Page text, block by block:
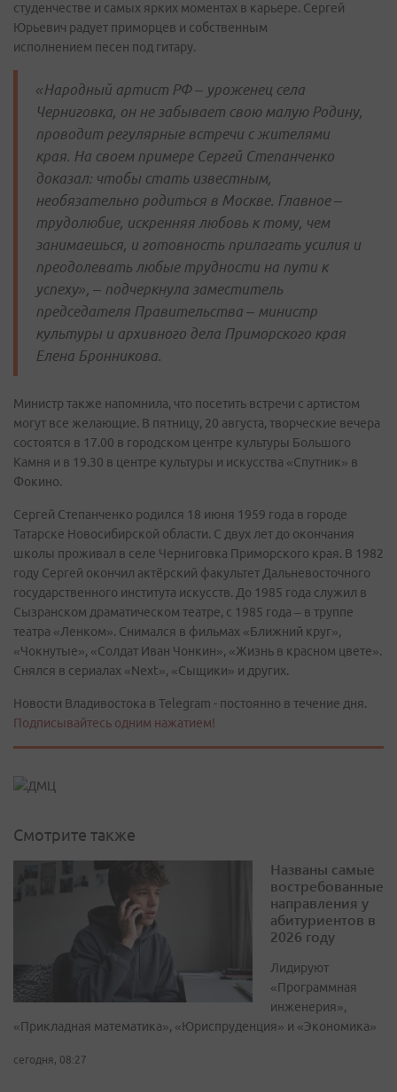
студенчестве и самых ярких моментах в карьере. Сергей
Юрьевич радует приморцев и собственным
исполнением песен под гитару.
«Народный артист РФ – уроженец села
Черниговка, он не забывает свою малую Родину,
проводит регулярные встречи с жителями
края. На своем примере Сергей Степанченко
доказал: чтобы стать известным,
необязательно родиться в Москве. Главное –
трудолюбие, искренняя любовь к тому, чем
занимаешься, и готовность прилагать усилия и
преодолевать любые трудности на пути к
успеху», – подчеркнула заместитель
председателя Правительства – министр
культуры и архивного дела Приморского края
Елена Бронникова.
Министр также напомнила, что посетить встречи с артистом
могут все желающие. В пятницу, 20 августа, творческие вечера
состоятся в 17.00 в городском центре культуры Большого
Камня и в 19.30 в центре культуры и искусства «Спутник» в
Фокино.
Сергей Степанченко родился 18 июня 1959 года в городе
Татарске Новосибирской области. С двух лет до окончания
школы проживал в селе Черниговка Приморского края. В 1982
году Сергей окончил актёрский факультет Дальневосточного
государственного института искусств. До 1985 года служил в
Сызранском драматическом театре, с 1985 года – в труппе
театра «Ленком». Снимался в фильмах «Ближний круг»,
«Чокнутые», «Солдат Иван Чонкин», «Жизнь в красном цвете».
Снялся в сериалах «Next», «Сыщики» и других.
Новости Владивостока в Telegram - постоянно в течение дня.
Подписывайтесь одним нажатием!
Смотрите также
Названы самые
востребованные
направления у
абитуриентов в
2026 году
Лидируют
«Программная
инженерия»,
«Прикладная математика», «Юриспруденция» и «Экономика»
сегодня, 08:27